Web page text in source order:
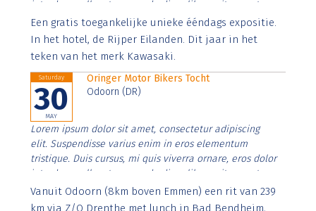
interdum nulla, ut commodo diam libero vitae erat.
Aenean faucibus nibh et justo cursus id rutrum lorem
imperdiet. Nunc ut sem vitae risus tristique posuere.
Een gratis toegankelijke unieke ééndags expositie.
In het hotel, de Rijper Eilanden. Dit jaar in het
teken van het merk Kawasaki.
Saturday
30
MAY
Oringer Motor Bikers Tocht
Odoorn (DR)
Lorem ipsum dolor sit amet, consectetur adipiscing
elit. Suspendisse varius enim in eros elementum
tristique. Duis cursus, mi quis viverra ornare, eros dolor
interdum nulla, ut commodo diam libero vitae erat.
Aenean faucibus nibh et justo cursus id rutrum lorem
imperdiet. Nunc ut sem vitae risus tristique posuere.
Vanuit Odoorn (8km boven Emmen) een rit van 239
km via Z/O Drenthe met lunch in Bad Bendheim,